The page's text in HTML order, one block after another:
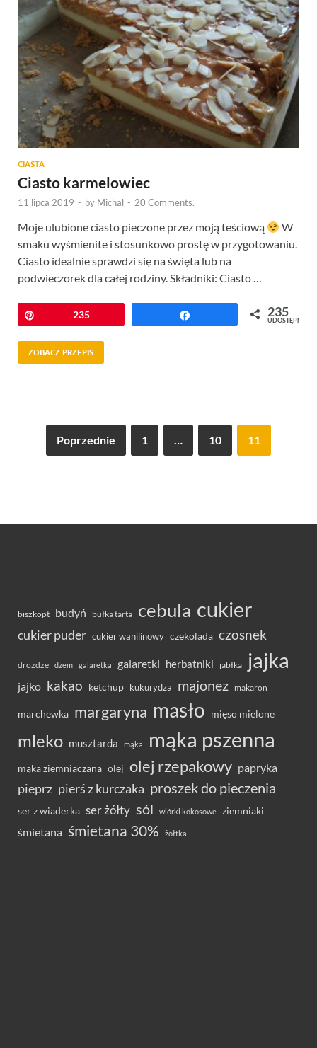
CIASTA
Ciasto karmelowiec
11 lipca 2019 - by Michal - 20 Comments.
Moje ulubione ciasto pieczone przez moją teściową
W
smaku wyśmienite i stosunkowo prostę w przygotowaniu.
Ciasto idealnie sprawdzi się na święta lub na
podwieczorek dla całej rodziny. Składniki: Ciasto …
Przypnij235 235
UDOSTĘPNIEŃ
ZOBACZ PRZEPIS
Poprzednie 1 … 10 11
biszkopt budyń bułka tarta cebula cukier
cukier puder cukier wanilinowy czekolada czosnek
drożdże dżem galaretka galaretki herbatniki jabłka jajka
jajko kakao ketchup kukurydza majonez makaron
marchewka margaryna masło mięso mielone
mleko musztarda mąka mąka pszenna
mąka ziemniaczana olej olej rzepakowy papryka
pieprz pierś z kurczaka proszek do pieczenia
ser z wiaderka ser żółty sól wiórki kokosowe ziemniaki
śmietana śmietana 30% żółtka